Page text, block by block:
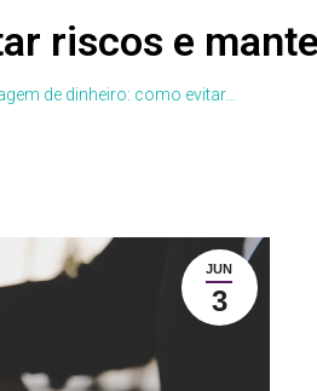
riscos e
de dinheiro: como evitar…
JUN
3